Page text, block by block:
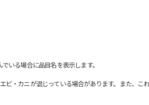
いる場合に品目名を表示します。
カニが混じっている場合があります。また、こ